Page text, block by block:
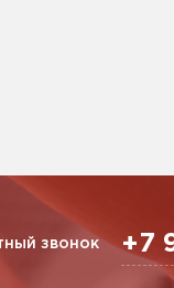
звонок +7